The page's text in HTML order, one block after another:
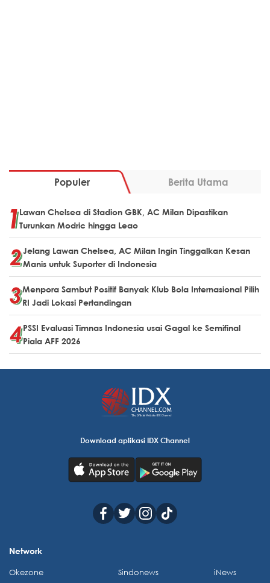
Populer Berita Utama
Lawan Chelsea di Stadion GBK, AC Milan Dipastikan
Turunkan Modric hingga Leao
Jelang Lawan Chelsea, AC Milan Ingin Tinggalkan Kesan
Manis untuk Suporter di Indonesia
Menpora Sambut Positif Banyak Klub Bola Internasional Pilih
RI Jadi Lokasi Pertandingan
PSSI Evaluasi Timnas Indonesia usai Gagal ke Semifinal
Piala AFF 2026
Download aplikasi IDX Channel
Network
Okezone Sindonews iNews